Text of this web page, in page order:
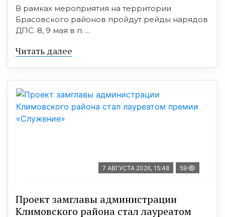
В рамках мероприятия на территории
Брасовского районов пройдут рейды нарядов
ДПС. 8, 9 мая в п. ...
Читать далее
7 АВГУСТА 2026, 15:48 59
Проект замглавы администрации
Климовского района стал лауреатом